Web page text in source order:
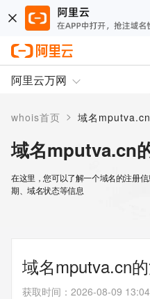
阿里云万网
whois首页 > 域名
域名mputva.cn
在这里，您可以了解一个域名的注册
期、域名状态等信息
域名mputva.cn
获取时间 ： 2026-08-09